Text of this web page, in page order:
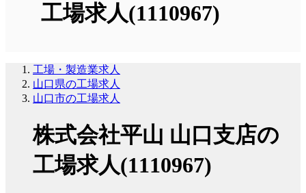
工場求人(1110967)
工場・製造業求人
山口県の工場求人
山口市の工場求人
株式会社平山 山口支店の
工場求人(1110967)